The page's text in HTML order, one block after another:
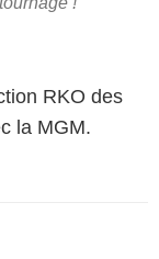
RKO des
la MGM.